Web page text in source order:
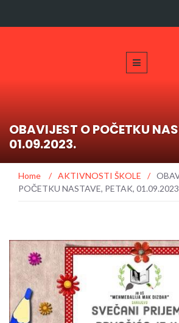
OBAVIJEST O POČETKU
01.09.2023.
Home / AKTIVNOSTI ŠKOLE /
POČETKU NASTAVE, PETAK,